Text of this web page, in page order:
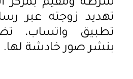
شرطة ومقيم بمركز
تهديد زوجته عبر
تطبيق واتساب،
بنشر صور خادشة لها.